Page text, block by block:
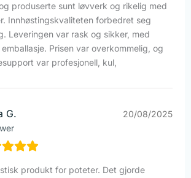
produserte sunt løvverk og rikelig med
Innhøstingskvaliteten forbedret seg
Leveringen var rask og sikker, med
Prisen var overkommelig, og
var profesjonell, kul,
G. 20/08/2025
produkt for poteter. Det gjorde